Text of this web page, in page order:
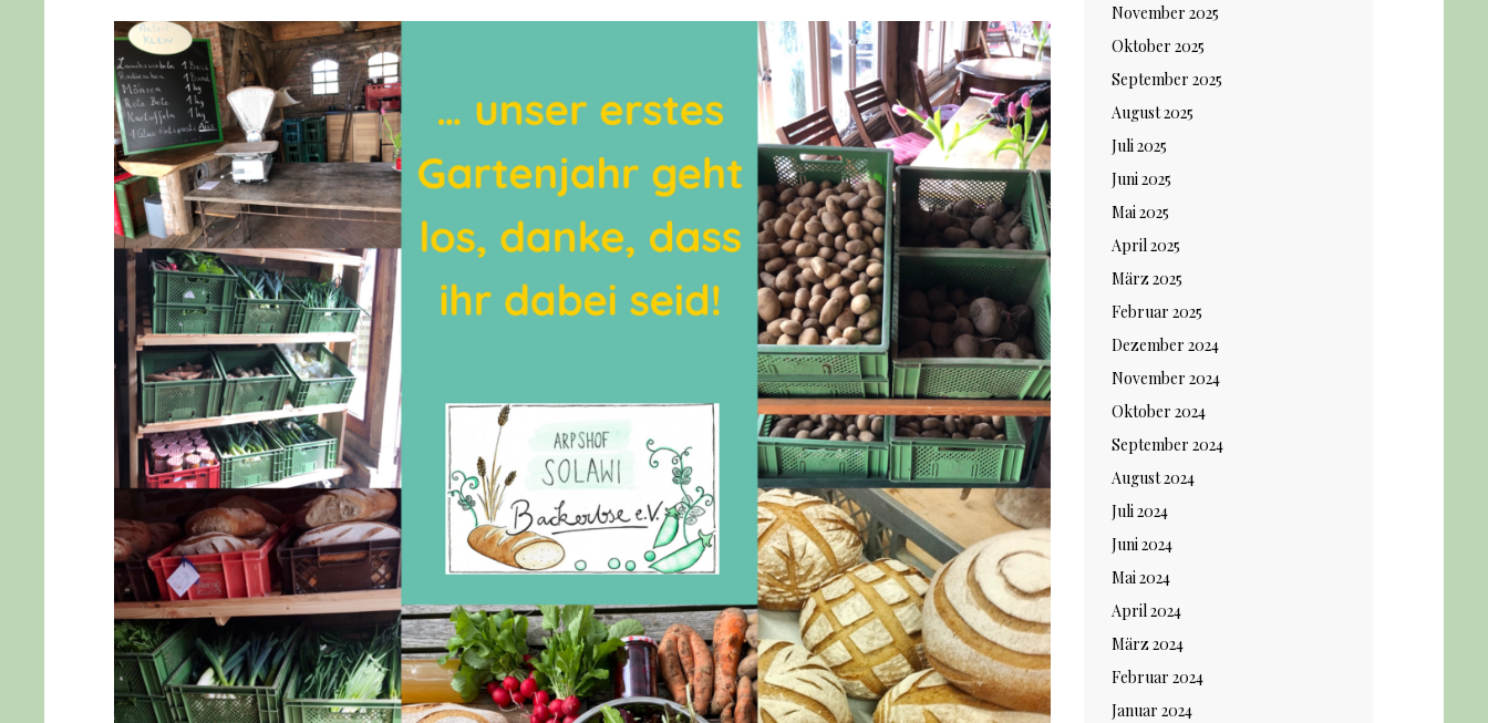
November 2025
Oktober 2025
September 2025
August 2025
Juli 2025
Juni 2025
Mai 2025
April 2025
März 2025
Februar 2025
Dezember 2024
November 2024
Oktober 2024
September 2024
August 2024
Juli 2024
Juni 2024
Mai 2024
April 2024
März 2024
Februar 2024
Januar 2024